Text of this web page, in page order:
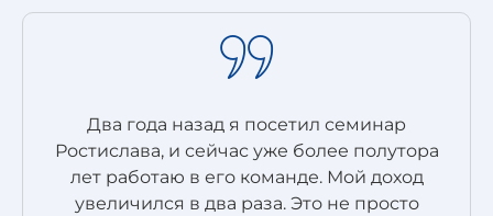
Два года назад я посетил семинар
Ростислава, и сейчас уже более полутора
лет работаю в его команде. Мой доход
увеличился в два раза. Это не просто